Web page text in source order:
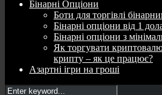
Бінарні Опціони
Боти для торгівлі
Бінарні опціони від 1
Бінарні опціони з
Як торгувати
крипту – як це працює?
Азартні ігри на гроші